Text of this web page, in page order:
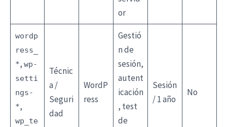
or
wordp
ress_
*, wp-
setti
ngs-
*,
wp_te
Técnic
a /
Seguri
dad
WordP
ress
Gestió
n de
sesión,
autent
icación
, test
de
Sesión
/ 1 año
No